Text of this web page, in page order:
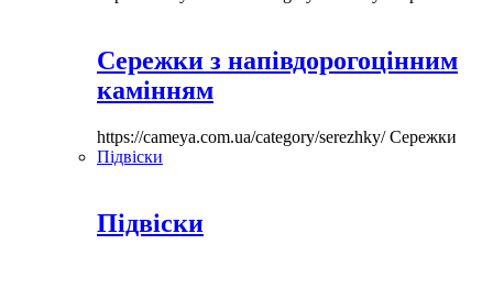
Сережки з напівдорогоцінним
камінням
https://cameya.com.ua/category/serezhky/Сережки
Підвіски
Підвіски